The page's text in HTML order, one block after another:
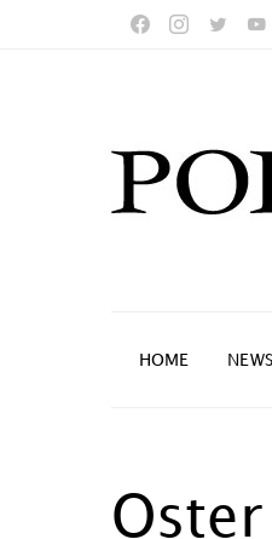
HOME NEWS